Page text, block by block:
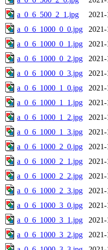
a_0_6_500_2_1.jpg
2021-
a_0_6_1000_0_0.jpg
2021-
a_0_6_1000_0_1.jpg
2021-
a_0_6_1000_0_2.jpg
2021-
a_0_6_1000_0_3.jpg
2021-
a_0_6_1000_1_0.jpg
2021-
a_0_6_1000_1_1.jpg
2021-
a_0_6_1000_1_2.jpg
2021-
a_0_6_1000_1_3.jpg
2021-
a_0_6_1000_2_0.jpg
2021-
a_0_6_1000_2_1.jpg
2021-
a_0_6_1000_2_2.jpg
2021-
a_0_6_1000_2_3.jpg
2021-
a_0_6_1000_3_0.jpg
2021-
a_0_6_1000_3_1.jpg
2021-
a_0_6_1000_3_2.jpg
2021-